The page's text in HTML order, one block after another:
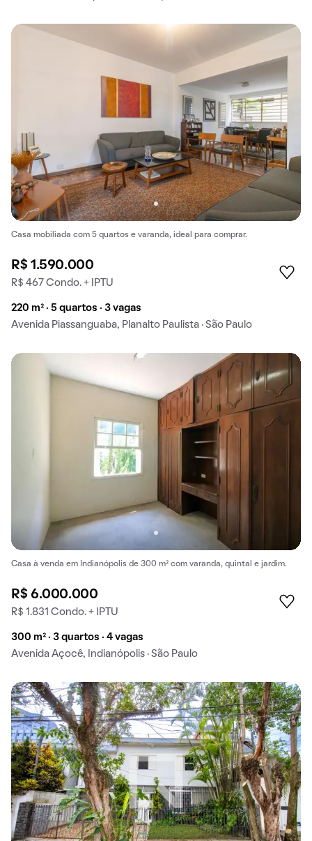
Casa mobiliada com 5 quartos e varanda, ideal para comprar.
R$ 1.590.000
R$ 467 Condo. + IPTU
220 m² · 5 quartos · 3 vagas
Avenida Piassanguaba, Planalto Paulista · São Paulo
Casa à venda em Indianópolis de 300 m² com varanda, quintal e jardim.
R$ 6.000.000
R$ 1.831 Condo. + IPTU
300 m² · 3 quartos · 4 vagas
Avenida Açocê, Indianópolis · São Paulo